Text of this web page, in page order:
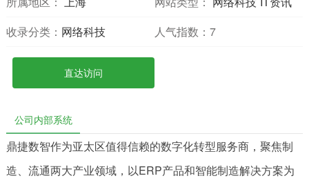
收录分类： 网络科技 人气指数： 7
直达访问
公司内部系统
鼎捷数智作为亚太区值得信赖的数字化转型服务商，聚焦制
造、流通两大产业领域，以ERP产品和智能制造解决方案为